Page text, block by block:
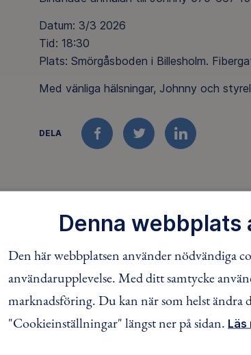
Datum: 3/3 2026
Tid: 18:30
Plats: Smörgåsboden i Billesholm.
Med vänliga hälsningar, Johnny och
DELA
FACEBOOKTWITTERLINKEDIN
Denna webbplats
Den här webbplatsen använder nödvändiga
användarupplevelse. Med ditt samtycke
marknadsföring. Du kan när som helst
"Cookieinställningar" längst ner på sidan. Läs